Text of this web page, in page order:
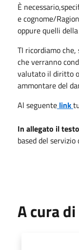
È
e cognome/
oppure quelli
TI ricordiamo
che verranno
valutato il diritto
ammontare del
Al seguente link
In allegato il
based del
A cura di